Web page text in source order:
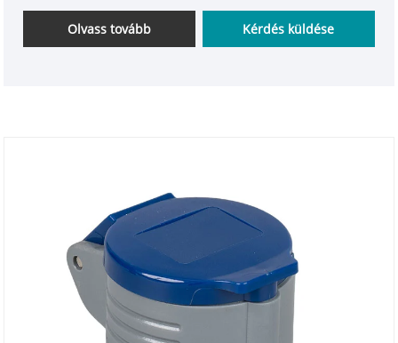
skálájához. Az IP44-es vízállósági szabványoknak
megfelelően kialakított aljzatok jó védelmet
Olvass tovább Kérdés küldése